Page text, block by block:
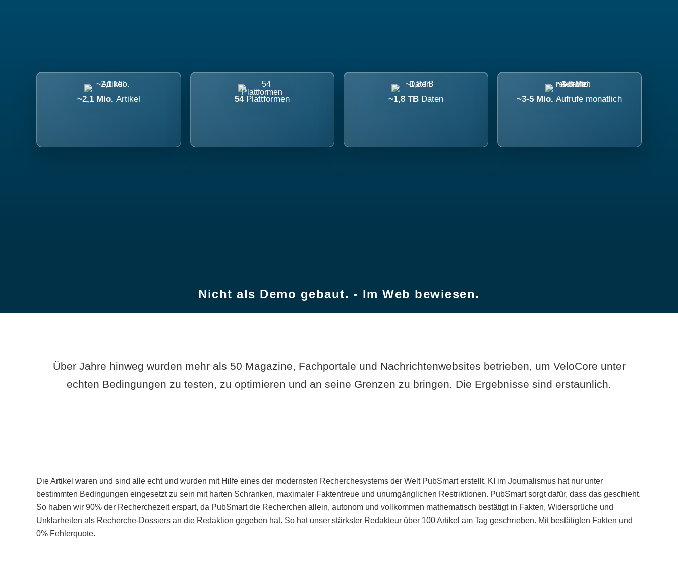
~2,1 Mio. Artikel 54 Plattformen ~1,8 TB Daten ~3-5 Mio.Aufrufe monatlich
Nicht als Demo gebaut. - Im Web bewiesen.
Über Jahre hinweg wurden mehr als 50 Magazine, Fachportale und Nachrichtenwebsites betrieben, um VeloCore unter
echten Bedingungen zu testen, zu optimieren und an seine Grenzen zu bringen. Die Ergebnisse sind erstaunlich.
Die Artikel waren und sind alle echt und wurden mit Hilfe eines der modernsten Recherchesystems der Welt PubSmart erstellt. KI im Journalismus hat nur unter
bestimmten Bedingungen eingesetzt zu sein mit harten Schranken, maximaler Faktentreue und unumgänglichen Restriktionen. PubSmart sorgt dafür, dass das geschieht.
So haben wir 90% der Recherchezeit erspart, da PubSmart die Recherchen allein, autonom und vollkommen mathematisch bestätigt in Fakten, Widersprüche und
Unklarheiten als Recherche-Dossiers an die Redaktion gegeben hat. So hat unser stärkster Redakteur über 100 Artikel am Tag geschrieben. Mit bestätigten Fakten und
0% Fehlerquote.